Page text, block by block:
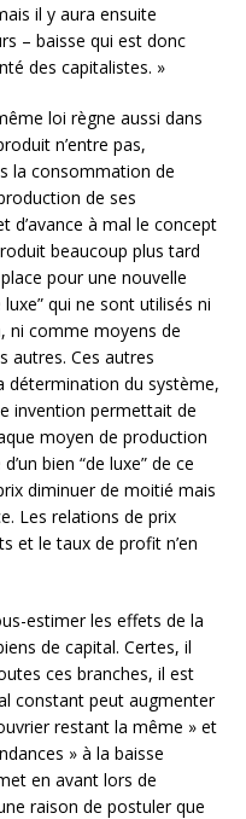
il y aura ensuite
– baisse qui est donc
des capitalistes. »
loi règne aussi dans
n’entre pas,
la consommation de
de ses
d’avance à mal le concept
beaucoup plus tard
pour une nouvelle
qui ne sont utilisés ni
ni comme moyens de
autres. Ces autres
détermination du système,
invention permettait de
moyen de production
bien “de luxe” de ce
diminuer de moitié mais
Les relations de prix
et le taux de profit n’en
estimer les effets de la
de capital. Certes, il
ces branches, il est
constant peut augmenter
restant la même » et
» à la baisse
en avant lors de
raison de postuler que